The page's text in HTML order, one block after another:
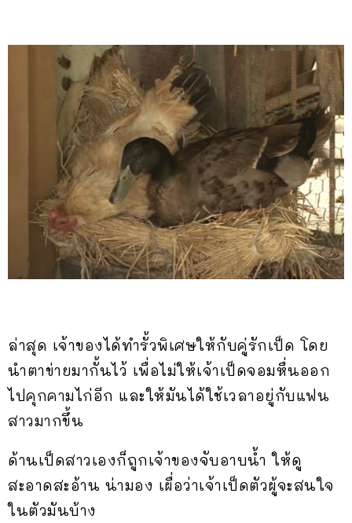
ล่าสุด เจ้าของได้ทำรั้วพิเศษให้กับคู่รักเป็ด โดย
นำตาข่ายมากั้นไว้ เพื่อไม่ให้เจ้าเป็ดจอมหื่นออก
ไปคุกคามไก่อีก และให้มันได้ใช้เวลาอยู่กับแฟน
สาวมากขึ้น
ด้านเป็ดสาวเองก็ถูกเจ้าของจับอาบน้ำ ให้ดู
สะอาดสะอ้าน น่ามอง เผื่อว่าเจ้าเป็ดตัวผู้จะสนใจ
ในตัวมันบ้าง